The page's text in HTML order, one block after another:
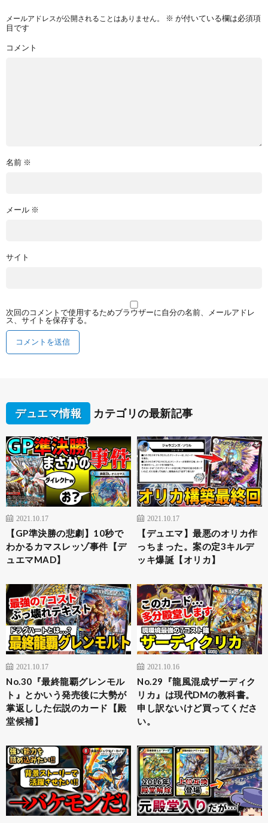
メールアドレスが公開されることはありません。 ※ が付いている欄は必須項
目です
コメント
名前 ※
メール ※
サイト
次回のコメントで使用するためブラウザーに自分の名前、メールアドレ
ス、サイトを保存する。
デュエマ情報 カテゴリの最新記事
2021.10.17
【GP準決勝の悲劇】10秒で
わかるカマスレッゾ事件【デ
ュエマMAD】
2021.10.17
【デュエマ】最悪のオリカ作
っちまった。案の定3キルデ
ッキ爆誕【オリカ】
2021.10.17
No.30『最終龍覇グレンモル
ト』とかいう発売後に大勢が
掌返しした伝説のカード【殿
堂候補】
2021.10.16
No.29『龍風混成ザーディク
リカ』は現代DMの教科書。
申し訳ないけど買ってくださ
い。